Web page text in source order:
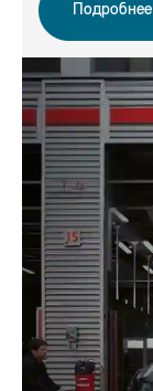
Подробнее